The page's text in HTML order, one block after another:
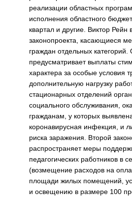
реализации областных
исполнения областного
квартал и другие. Виктор Рейн
законопроекта, касающиеся
граждан отдельных категорий.
предусматривает выплаты
характера за особые условия
дополнительную нагрузку
стационарных отделений
социального обслуживания,
гражданам, у которых
коронавирусная инфекция, и
риска заражения. Второй
распространяет меры
педагогических работников в
(возмещение расходов на
площади жилых помещений,
и освещению в размере 100